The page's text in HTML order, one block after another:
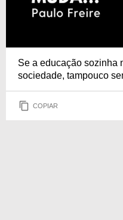
Se a educação sozinha
sociedade, tampouco
COPIAR